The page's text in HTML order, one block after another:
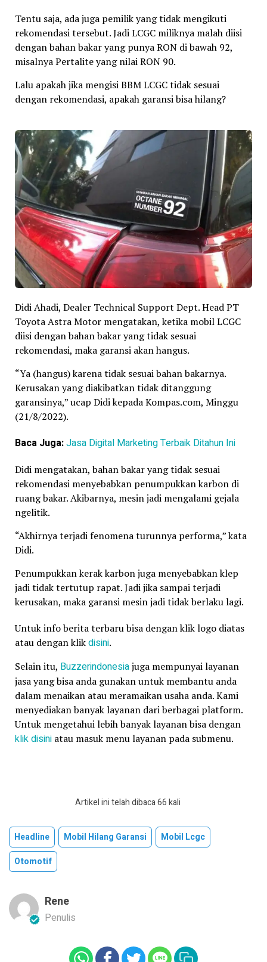
Tentu saja, ada juga pemilik yang tidak mengikuti
rekomendasi tersebut. Jadi LCGC miliknya malah diisi
dengan bahan bakar yang punya RON di bawah 92,
misalnya Pertalite yang nilai RON 90.
Lalu apakah jika mengisi BBM LCGC tidak sesuai
dengan rekomendasi, apakah garansi bisa hilang?
Didi Ahadi, Dealer Technical Support Dept. Head PT
Toyota Astra Motor mengatakan, ketika mobil LCGC
diisi dengan bahan bakar yang tidak sesuai
rekomendasi, maka garansi akan hangus.
“Ya (hangus) karena tidak sesuai bahan bakarnya.
Kerusakan yang diakibatkan tidak ditanggung
garansinya,” ucap Didi kepada Kompas.com, Minggu
(21/8/2022).
Baca Juga:Jasa Digital Marketing Terbaik Ditahun Ini
Didi mengatakan, bahan bakar yang tidak sesuai
rekomendasi menyebabkan penumpukkan karbon di
ruang bakar. Akibarnya, mesin jadi mengalami gejala
ngelitik.
“Akhirnya terjadi fenomena turunnya performa,” kata
Didi.
Penumpukkan kerak karbon juga menyebabkan klep
jadi tidak tertutup rapat. Jadi jika sampai terjadi
kerusakan, maka garansi mesin jadi tidak berlaku lagi.
Untuk info berita terbaru bisa dengan klik logo diatas
atau dengan klikdisini.
Selain itu, Buzzerindonesiajuga mempunyai layanan
jasa yang bisa anda gunakan untuk membantu anda
dalam menaikan atau meramaikan usaha anda. Kami
menyediakan banyak layanan dari berbagai platform.
Untuk mengetahui lebih banyak layanan bisa dengan
klik disini atau masuk menu layanan pada submenu.
Artikel ini telah dibaca 66 kali
Headline Mobil Hilang Garansi
Mobil Lcgc
Otomotif
Rene
Penulis